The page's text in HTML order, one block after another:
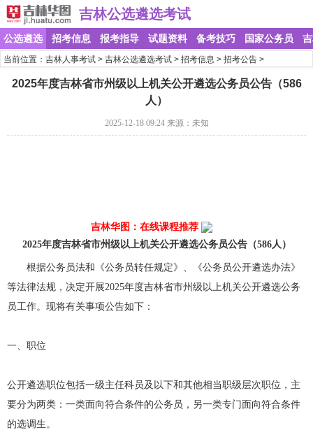
吉林公选遴选考试
公选遴选 招考信息 报考指导 试题资料 备考技巧 国家公务员
当前位置：吉林人事考试 >吉林公选遴选考试 >招考信息 >招考公告 >
2025年度吉林省市州级以上机关公开遴选公务员公告（586
人）
2025-12-18 09:24 来源：未知
吉林华图：在线课程推荐
2025年度吉林省市州级以上机关公开遴选公务员公告（586人）
根据公务员法和《公务员转任规定》、《公务员公开遴选办法》
等法律法规，决定开展2025年度吉林省市州级以上机关公开遴选公务
员工作。现将有关事项公告如下：
一、职位
公开遴选职位包括一级主任科员及以下和其他相当职级层次职位，主
要分为两类：一类面向符合条件的公务员，另一类专门面向符合条件
的选调生。